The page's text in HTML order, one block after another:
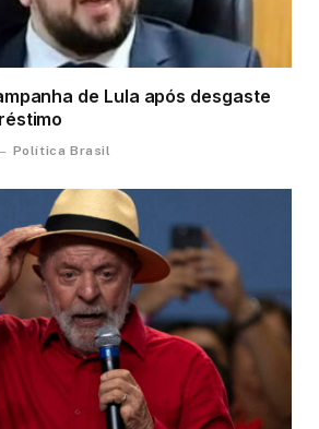
de Lula após desgaste
Política Brasil